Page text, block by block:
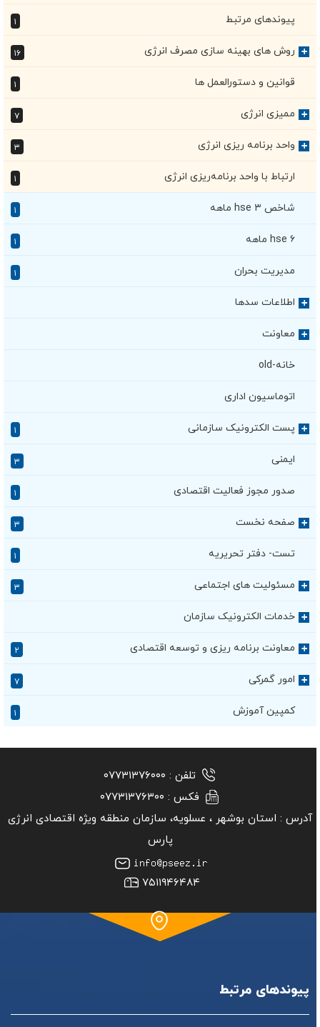
پیوندهای مرتبط
+ روش های بهینه سازی مصرف انرژی ۱۶
قوانین و دستورالعمل ها
+ ممیزی انرژی ۷
+ واحد برنامه ریزی انرژی ۳
ارتباط با واحد برنامه‌ریزی انرژی
شاخص hse ۳ ماهه
hse ۶ ماهه
مدیریت بحران
+ اطلاعات سدها
+ معاونت
خانه-old
اتوماسیون اداری
+ پست الکترونیک سازمانی
ایمنی ۳
صدور مجوز فعالیت اقتصادی
+ صفحه نخست ۳
تست- دفتر تحریریه
+ مسئولیت های اجتماعی ۳
+ خدمات الکترونیک سازمان
+ معاونت برنامه ریزی و توسعه اقتصادی ۲
+ امور گمرکی ۷
کمپین آموزش
تلفن : ۰۷۷۳۱۳۷۶۰۰۰
فکس : ۰۷۷۳۱۳۷۶۳۰۰
آدرس : استان بوشهر ‏، عسلویه، سازمان منطقه ویژه اقتصادی انرژی
پارس
۷۵۱۱۹۴۶۴۸۴
پیوندهای مرتبط